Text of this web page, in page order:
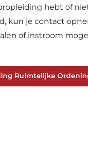
hebt of
kun je contact
of instroom
Ruimtelijke